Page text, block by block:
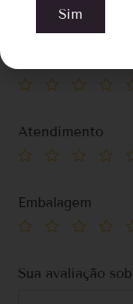
Atendimento
Embalagem
Sua avaliação
Sim